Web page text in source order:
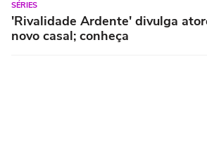
SÉRIES
'Rivalidade Ardente' divulga
novo casal; conheça